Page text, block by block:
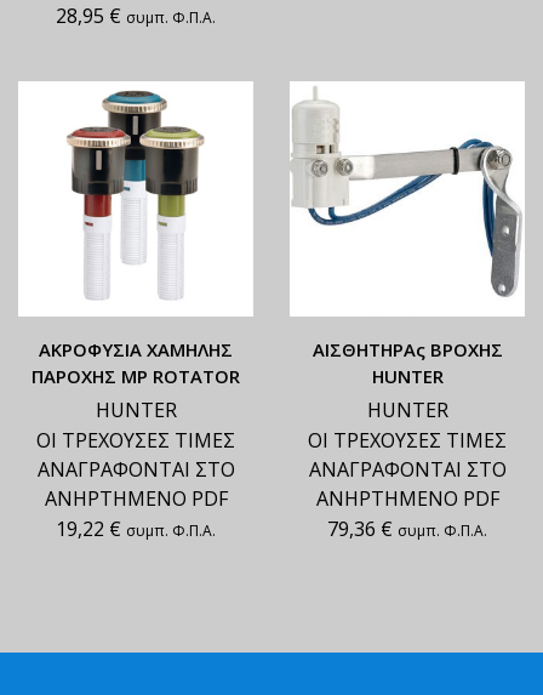
28,95 € συμπ. Φ.Π.Α.
ΑΚΡΟΦΥΣΙΑ ΧΑΜΗΛΗΣ
ΠΑΡΟΧΗΣ ΜΡ ROTATOR
HUNTER
ΟΙ ΤΡΕΧΟΥΣΕΣ ΤΙΜΕΣ
ΑΝΑΓΡΑΦΟΝΤΑΙ ΣΤΟ
ΑΝΗΡΤΗΜΕΝΟ PDF
19,22 € συμπ. Φ.Π.Α.
ΑΙΣΘΗΤΗΡΑς ΒΡΟΧΗΣ
HUNTER
HUNTER
ΟΙ ΤΡΕΧΟΥΣΕΣ ΤΙΜΕΣ
ΑΝΑΓΡΑΦΟΝΤΑΙ ΣΤΟ
ΑΝΗΡΤΗΜΕΝΟ PDF
79,36 € συμπ. Φ.Π.Α.